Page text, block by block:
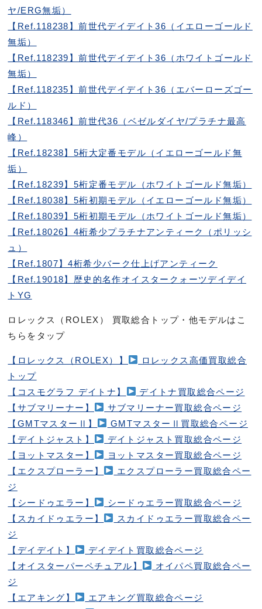
ヤ/ERG無垢）
【Ref.118238】前世代デイデイト36（イエローゴールド
無垢）
【Ref.118239】前世代デイデイト36（ホワイトゴールド
無垢）
【Ref.118235】前世代デイデイト36（エバーローズゴー
ルド）
【Ref.118346】前世代36（ベゼルダイヤ/プラチナ最高
峰）
【Ref.18238】5桁大定番モデル（イエローゴールド無
垢）
【Ref.18239】5桁定番モデル（ホワイトゴールド無垢）
【Ref.18038】5桁初期モデル（イエローゴールド無垢）
【Ref.18039】5桁初期モデル（ホワイトゴールド無垢）
【Ref.18026】4桁希少プラチナアンティーク（ポリッシ
ュ）
【Ref.1807】4桁希少バーク仕上げアンティーク
【Ref.19018】歴史的名作オイスタークォーツデイデイ
トYG
ロレックス（ROLEX） 買取総合トップ・他モデルはこ
ちらをタップ
【ロレックス（ROLEX）】
ロレックス高価買取総合
トップ
【コスモグラフ デイトナ】
デイトナ買取総合ページ
【サブマリーナー】
サブマリーナー買取総合ページ
【GMTマスターⅡ】
GMTマスターⅡ買取総合ページ
【デイトジャスト】
デイトジャスト買取総合ページ
【ヨットマスター】
ヨットマスター買取総合ページ
【エクスプローラー】
エクスプローラー買取総合ペー
ジ
【シードゥエラー】
シードゥエラー買取総合ページ
【スカイドゥエラー】
スカイドゥエラー買取総合ペー
ジ
【デイデイト】
デイデイト買取総合ページ
【オイスターパーペチュアル】
オイパペ買取総合ペー
ジ
【エアキング】
エアキング買取総合ページ